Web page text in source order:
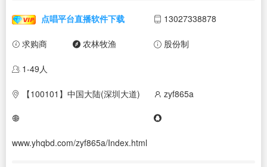
点唱平台直播软件下载 13027338878
求购商 农林牧渔 股份制
1-49人
【100101】中国大陆(深圳大道) zyf865a
www.yhqbd.com/zyf865a/Index.html